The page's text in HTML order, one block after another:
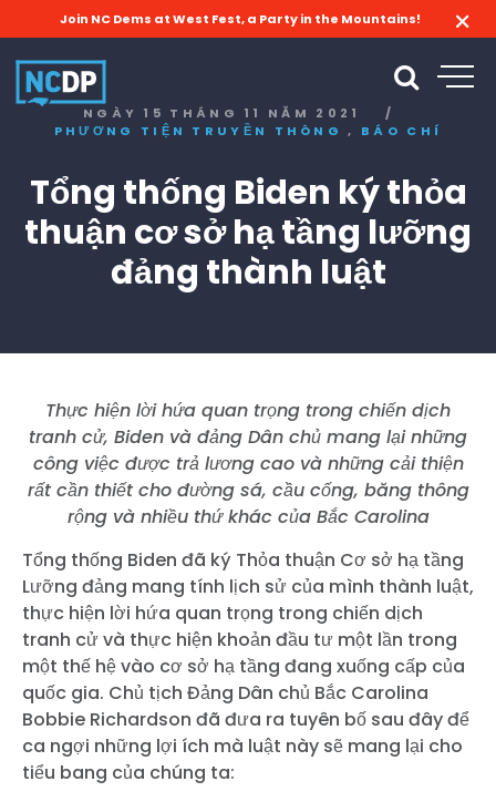
Join NC Dems at West Fest, a Party in the Mountains!
NGÀY 15 THÁNG 11 NĂM 2021
/
PHƯƠNG TIỆN TRUYỀN THÔNG , BÁO CHÍ
Tổng thống Biden ký thỏa
thuận cơ sở hạ tầng lưỡng
đảng thành luật
Thực hiện lời hứa quan trọng trong chiến dịch
tranh cử, Biden và đảng Dân chủ mang lại những
công việc được trả lương cao và những cải thiện
rất cần thiết cho đường sá, cầu cống, băng thông
rộng và nhiều thứ khác của Bắc Carolina
Tổng thống Biden đã ký Thỏa thuận Cơ sở hạ tầng
Lưỡng đảng mang tính lịch sử của mình thành luật,
thực hiện lời hứa quan trọng trong chiến dịch
tranh cử và thực hiện khoản đầu tư một lần trong
một thế hệ vào cơ sở hạ tầng đang xuống cấp của
quốc gia. Chủ tịch Đảng Dân chủ Bắc Carolina
Bobbie Richardson đã đưa ra tuyên bố sau đây để
ca ngợi những lợi ích mà luật này sẽ mang lại cho
tiểu bang của chúng ta: